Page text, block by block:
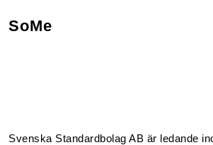
SoMe
Svenska Standardbolag AB är ledande